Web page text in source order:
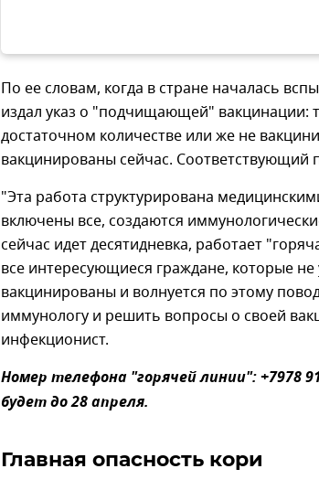
По ее словам, когда в стране началась
издал указ о "подчищающей" вакцинации:
достаточном количестве или же не
вакцинированы сейчас. Соответствующий
"Эта работа структурирована
включены все, создаются
сейчас идет десятидневка, работает
все интересующиеся граждане, которые
вакцинированы и волнуется по этому
иммунологу и решить вопросы о своей
инфекционист.
Номер телефона "горячей линии": +7978
будет до 28 апреля.
Главная опасность кори